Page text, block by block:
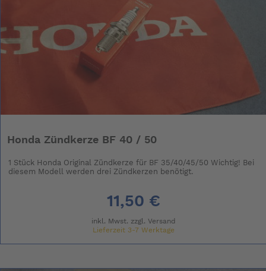
Honda Zündkerze BF 40 / 50
1 Stück Honda Original Zündkerze für BF 35/40/45/50 Wichtig! Bei
diesem Modell werden drei Zündkerzen benötigt.
11,50 €
inkl. Mwst. zzgl. Versand
Lieferzeit 3-7 Werktage